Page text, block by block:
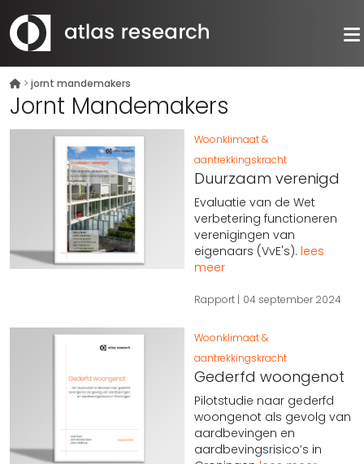
> jornt mandemakers
Jornt Mandemakers
Woonklimaat &
aantrekkingskracht
Duurzaam verenigd
Evaluatie van de Wet
verbetering functioneren
verenigingen van
eigenaars (VvE's). lees
meer
Rapport 04 september 2024
Woonklimaat &
aantrekkingskracht
Gederfd woongenot
Pilotstudie naar gederfd
woongenot als gevolg van
aardbevingen en
aardbevingsrisico’s in